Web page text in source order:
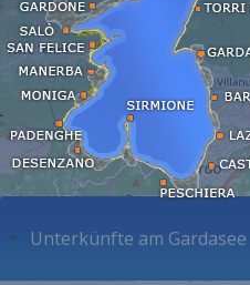
Unterkünfte am Gardasee